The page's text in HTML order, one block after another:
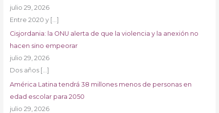
julio 29, 2026
Entre 2020 y […]
Cisjordania: la ONU alerta de que la violencia y la anexión no
hacen sino empeorar
julio 29, 2026
Dos años […]
América Latina tendrá 38 millones menos de personas en
edad escolar para 2050
julio 29, 2026